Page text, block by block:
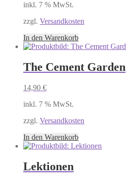
inkl. 7 % MwSt.
zzgl. Versandkosten
In den Warenkorb
The Cement Garden
14,90 €
inkl. 7 % MwSt.
zzgl. Versandkosten
In den Warenkorb
Lektionen